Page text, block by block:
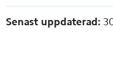
Senast uppdaterad: